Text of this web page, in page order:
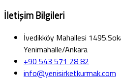
İletişim Bilgileri
İvedikköy Mahallesi
Yenimahalle/Ankara
+90 543 571 28 82
info@yenisirketkurmak.com